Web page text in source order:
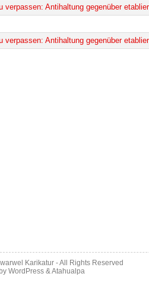
Karikatur - All Rights Reserved
WordPress&Atahualpa